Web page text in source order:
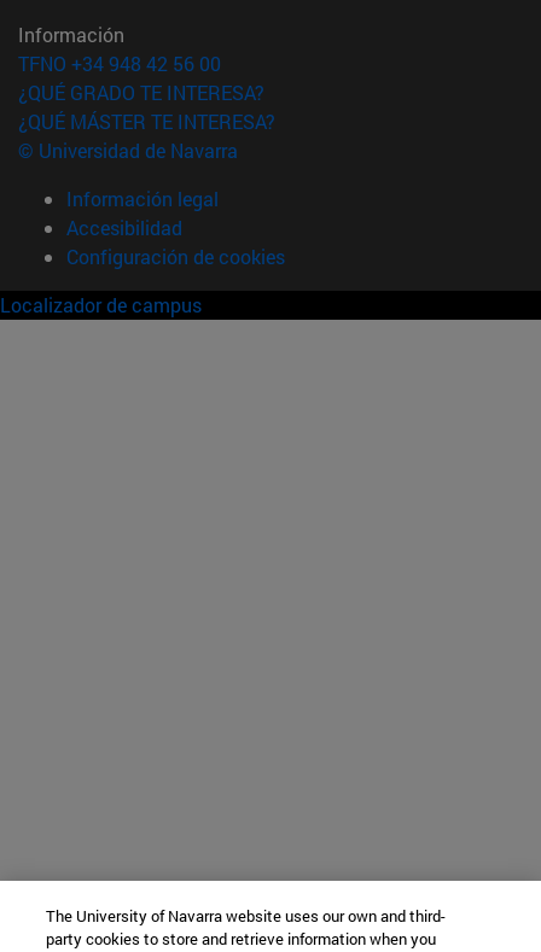
Información
TFNO +34 948 42 56 00
¿QUÉ GRADO TE INTERESA?
¿QUÉ MÁSTER TE INTERESA?
© Universidad de Navarra
Información legal
Accesibilidad
Configuración de cookies
Localizador de campus
The University of Navarra website uses our own and third-
party cookies to store and retrieve information when you